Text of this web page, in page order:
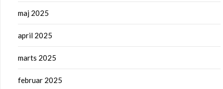
maj 2025
april 2025
marts 2025
februar 2025